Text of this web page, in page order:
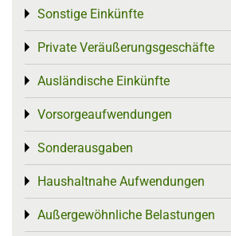
Sonstige Einkünfte
Toggle menu
Private Veräußerungsgeschäfte
Toggle menu
Ausländische Einkünfte
Toggle menu
Vorsorgeaufwendungen
Toggle menu
Sonderausgaben
Toggle menu
Haushaltnahe Aufwendungen
Toggle menu
Außergewöhnliche Belastungen
Toggle menu